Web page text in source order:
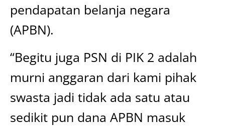
pendapatan belanja negara
(APBN).
“Begitu juga PSN di PIK 2 adalah
murni anggaran dari kami pihak
swasta jadi tidak ada satu atau
sedikit pun dana APBN masuk